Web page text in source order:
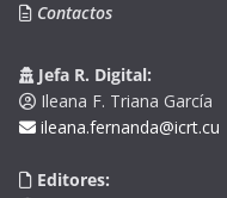
Contactos
Jefa R. Digital:
Ileana F. Triana García
ileana.fernanda@icrt.cu
Editores: